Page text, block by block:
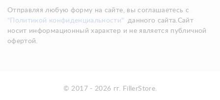
Отправляя любую форму на сайте, вы соглашаетесь с
"Политикой конфиденциальности"
данного сайта.Сайт
носит информационный характер и не является публичной
офертой.
© 2017 - 2026 гг. FillerStore.